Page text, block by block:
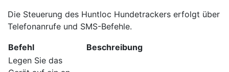
Die Steuerung des Huntloc Hundetrackers erfolgt über
Telefonanrufe und SMS-Befehle.
Befehl
Beschreibung
Legen Sie das